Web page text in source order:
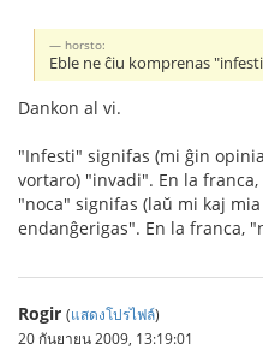
horsto:
Eble ne ĉiu komprenas
Dankon al vi.
"Infesti" signifas (mi ĝin
vortaro) "invadi". En la
"noca" signifas (laŭ mi kaj
endanĝerigas". En la franca,
Rogir (แสดงโปรไฟล์)
20 กันยายน 2009, 13:19:01